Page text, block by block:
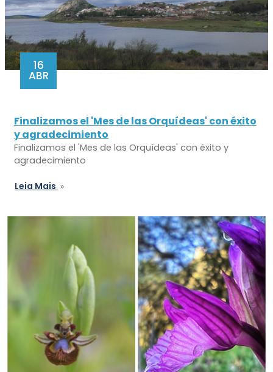
16
ABR
Finalizamos el 'Mes de las Orquídeas' con éxito
y agradecimiento
Finalizamos el 'Mes de las Orquídeas' con éxito y
agradecimiento
Leia Mais